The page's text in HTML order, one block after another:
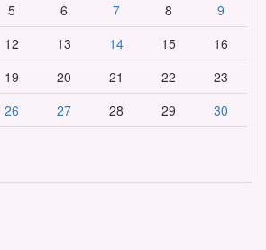
5 6 7 8
9
12 13 14 15
16
19 20 21 22
23
26 27 28 29
30